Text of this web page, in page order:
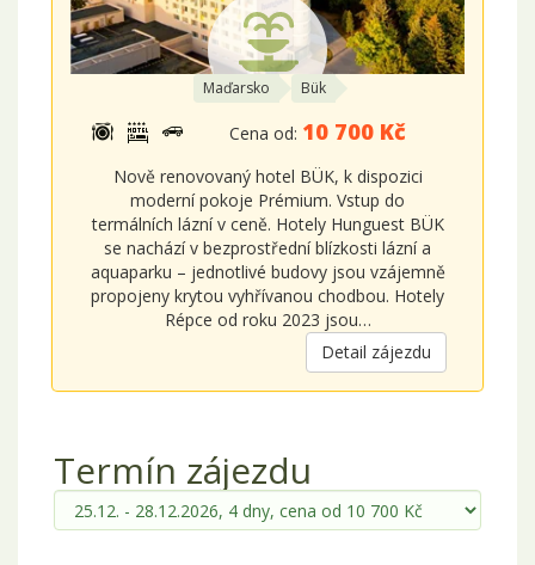
Maďarsko Bük
Cena od: 10 700 Kč
Nově renovovaný hotel BÜK, k dispozici
moderní pokoje Prémium. Vstup do
termálních lázní v ceně. Hotely Hunguest BÜK
se nachází v bezprostřední blízkosti lázní a
aquaparku – jednotlivé budovy jsou vzájemně
propojeny krytou vyhřívanou chodbou. Hotely
Répce od roku 2023 jsou…
Detail zájezdu
Termín zájezdu